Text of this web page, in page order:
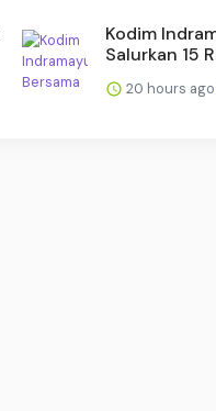
Kodim
Salurkan 15
20 hours ago